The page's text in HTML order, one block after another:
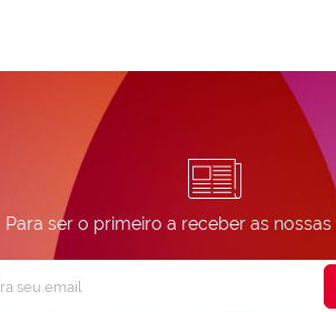
Para ser o primeiro a receber as